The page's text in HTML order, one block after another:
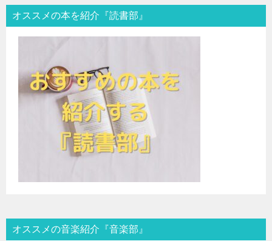
オススメの本を紹介『読書部』
オススメの音楽紹介『音楽部』